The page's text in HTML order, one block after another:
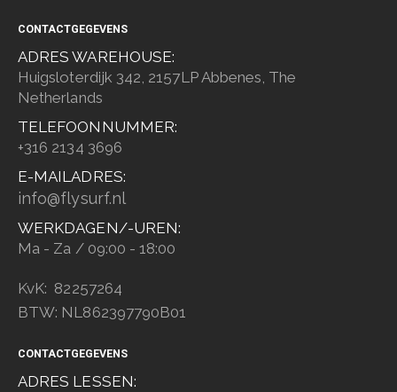
CONTACTGEGEVENS
ADRES WAREHOUSE:
Huigsloterdijk 342, 2157LP Abbenes, The
Netherlands
TELEFOONNUMMER:
+316 2134 3696
E-MAILADRES:
info@flysurf.nl
WERKDAGEN/-UREN:
Ma - Za / 09:00 - 18:00
KvK: 82257264
BTW: NL862397790B01
CONTACTGEGEVENS
ADRES LESSEN: